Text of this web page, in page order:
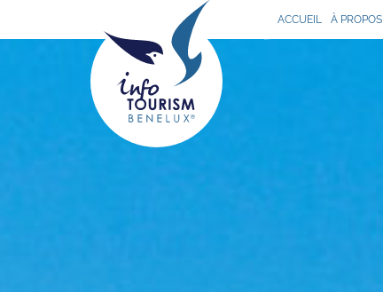
ACCUEIL À PROPOS